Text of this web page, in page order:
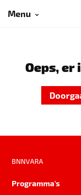
Menu
Oeps, er
BNNVARA
Programma's